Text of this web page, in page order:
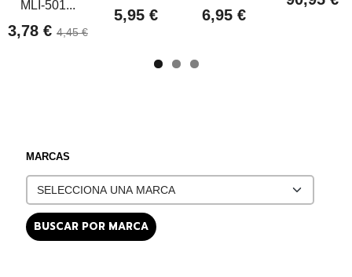
MARCAS
MLI-501...
3,78 € 4,45 €
5,95 € 6,95 €